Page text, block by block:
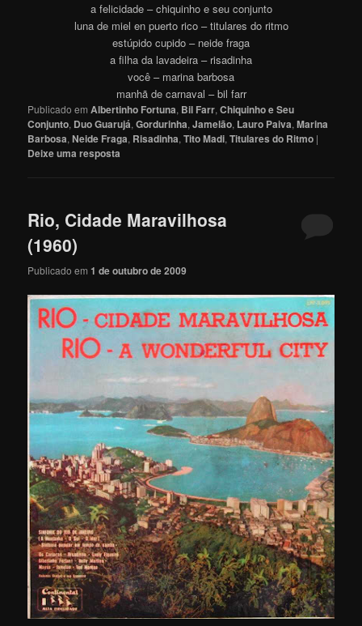
a felicidade – chiquinho e seu conjunto
luna de miel en puerto rico – titulares do ritmo
estúpido cupido – neide fraga
a filha da lavadeira – risadinha
você – marina barbosa
manhã de carnaval – bil farr
Publicado em Albertinho Fortuna, Bil Farr,Chiquinho e Seu
Conjunto, Duo Guarujá,Gordurinha,Jamelão, Lauro Paiva,Marina
Barbosa,Neide Fraga, Risadinha,Tito Madi,Titulares do Ritmo |
Deixe uma resposta
Rio, Cidade Maravilhosa
(1960)
Publicado em1 de outubro de 2009